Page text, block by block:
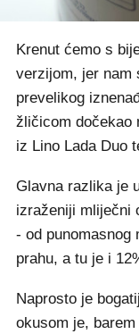
Krenut ćemo s
verzijom, jer nam
prevelikog
žličicom dočekao
iz Lino Lada Duo
Glavna razlika je
izraženiji mliječni
- od punomasnog
prahu, a tu je i
Naprosto je
okusom je,